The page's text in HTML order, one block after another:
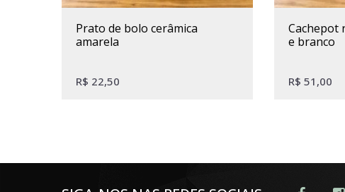
prato de bolo cerâmica
amarela
R$ 22,50
cachepot redondo espiral azul
e branco
R$ 51,00